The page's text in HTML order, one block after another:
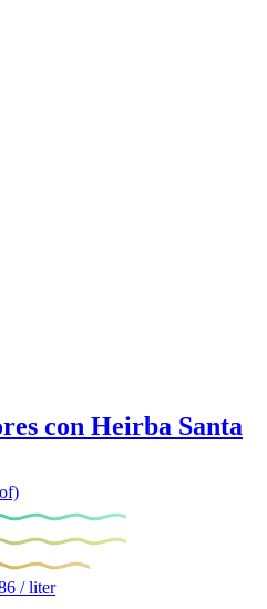
con Heirba Santa
/ liter